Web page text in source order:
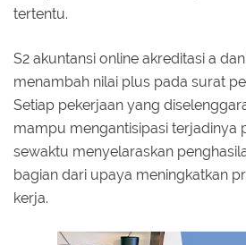
tertentu.
S2 akuntansi online akreditasi a
menambah nilai plus pada surat
Setiap pekerjaan yang
mampu mengantisipasi terjadinya
sewaktu menyelaraskan
bagian dari upaya meningkatkan
kerja.